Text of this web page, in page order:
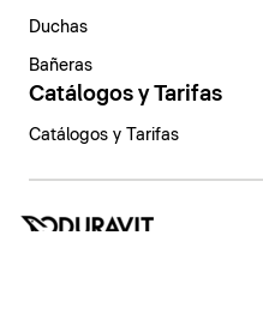
Duchas
Bañeras
Catálogos y Tarifas
Catálogos y Tarifas